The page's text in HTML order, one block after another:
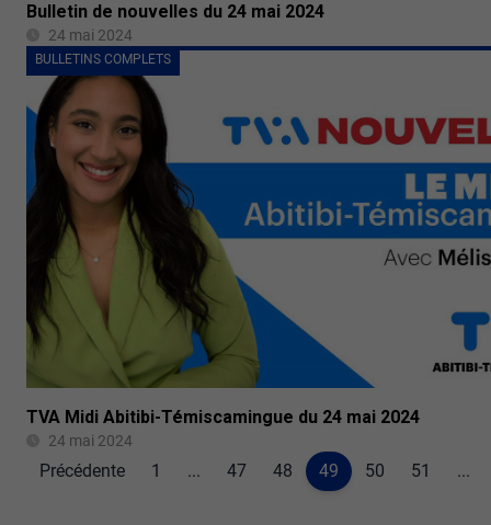
Bulletin de nouvelles du 24 mai 2024
24 mai 2024
BULLETINS COMPLETS
TVA Midi Abitibi-Témiscamingue du 24 mai 2024
24 mai 2024
Précédente 1 ... 47 48 49 50 51 ...